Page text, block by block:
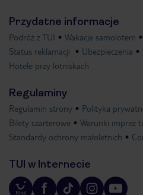
Przydatne informacje
Podróż z TUI Wakacje samolotem
Status reklamacji
Ubezpieczenia
Hotele przy lotniskach
Regulaminy
Regulamin strony Polityka
Bilety czarterowe
Warunki imprez
Standardy ochrony małoletnich
TUI w Internecie